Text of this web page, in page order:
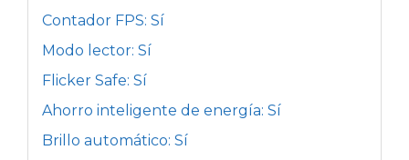
Contador FPS: Sí
Modo lector: Sí
Flicker Safe: Sí
Ahorro inteligente de energía: Sí
Brillo automático: Sí